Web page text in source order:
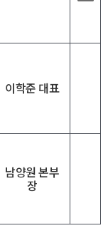
이학준 대표
남양원 본부
장